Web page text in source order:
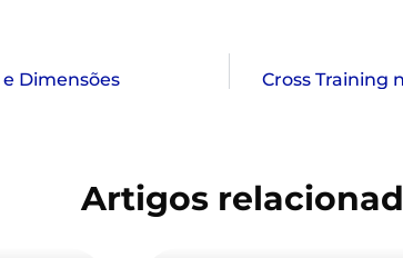
Dimensões
Cross Training
Artigos